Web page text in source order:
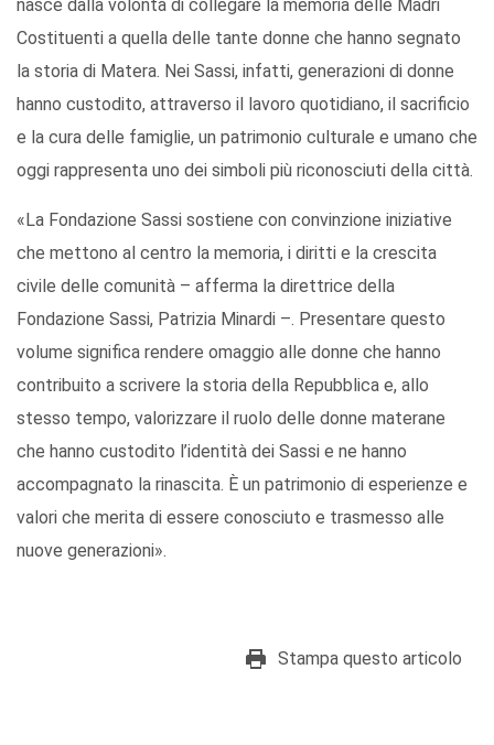
nasce dalla volontà di collegare la memoria delle Madri
Costituenti a quella delle tante donne che hanno segnato
la storia di Matera. Nei Sassi, infatti, generazioni di donne
hanno custodito, attraverso il lavoro quotidiano, il sacrificio
e la cura delle famiglie, un patrimonio culturale e umano che
oggi rappresenta uno dei simboli più riconosciuti della città.
«La Fondazione Sassi sostiene con convinzione iniziative
che mettono al centro la memoria, i diritti e la crescita
civile delle comunità – afferma la direttrice della
Fondazione Sassi, Patrizia Minardi –. Presentare questo
volume significa rendere omaggio alle donne che hanno
contribuito a scrivere la storia della Repubblica e, allo
stesso tempo, valorizzare il ruolo delle donne materane
che hanno custodito l’identità dei Sassi e ne hanno
accompagnato la rinascita. È un patrimonio di esperienze e
valori che merita di essere conosciuto e trasmesso alle
nuove generazioni».
Stampa questo articolo